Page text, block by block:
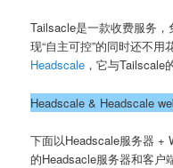
Tailsacle是一款收费服务
现“自主可控”的同时还不
Headscale ，它与Tailscale
Headscale & Headscale
下面以Headscale服务器 +
的Headsacle服务器和客户